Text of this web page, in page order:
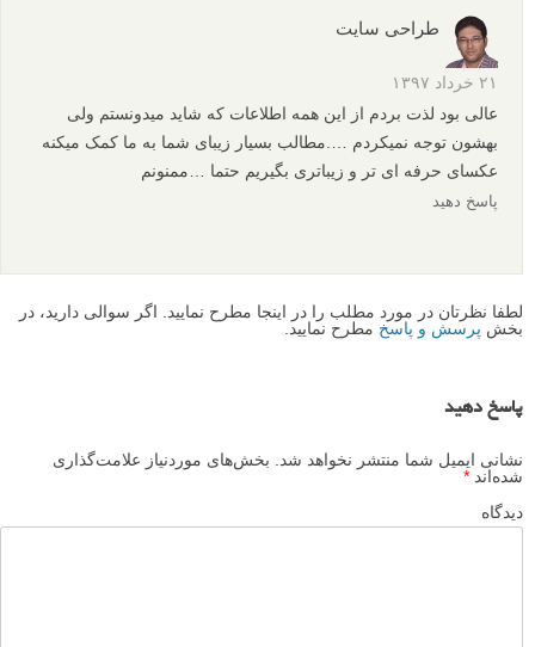
طراحی سایت
۲۱ خرداد ۱۳۹۷
عالی بود لذت بردم از این همه اطلاعات که شاید میدونستم ولی
بهشون توجه نمیکردم ….مطالب بسیار زیبای شما به ما کمک میکنه
عکسای حرفه ای تر و زیباتری بگیریم حتما …ممنونم
پاسخ دهید
لطفا نظرتان در مورد مطلب را در اینجا مطرح نمایید. اگر سوالی دارید، در
بخش پرسش و پاسخ مطرح نمایید.
پاسخ دهید
نشانی ایمیل شما منتشر نخواهد شد. بخش‌های موردنیاز علامت‌گذاری
شده‌اند *
دیدگاه